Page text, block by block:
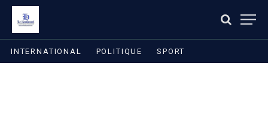
INTERNATIONAL POLITIQUE SPORT